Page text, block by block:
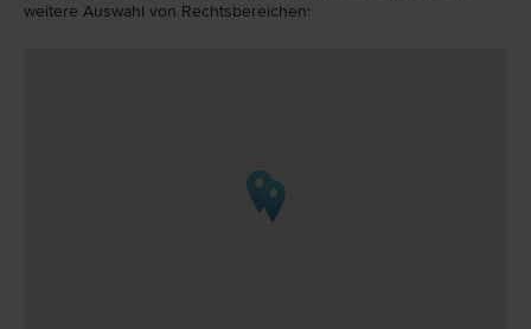
weitere Auswahl von Rechtsbereichen: